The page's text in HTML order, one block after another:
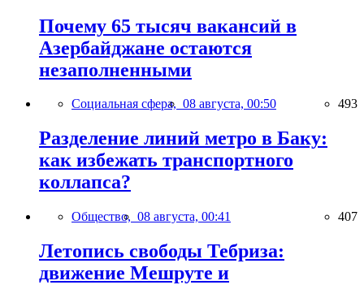
Почему 65 тысяч вакансий в
Азербайджане остаются
незаполненными
Социальная сфера, 08 августа, 00:50 493
Разделение линий метро в Баку:
как избежать транспортного
коллапса?
Общество, 08 августа, 00:41 407
Летопись свободы Тебриза:
движение Мешруте и